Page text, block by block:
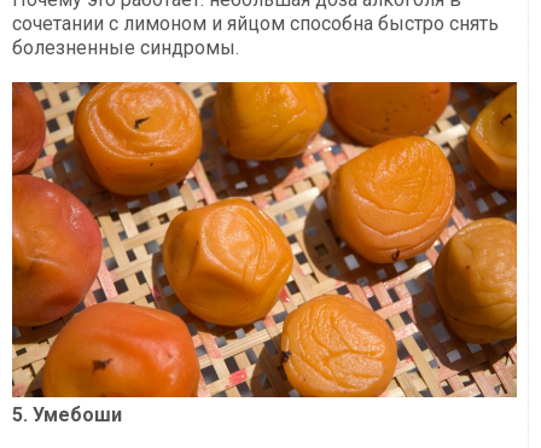
сочетании с лимоном и яйцом способна быстро снять
болезненные синдромы.
5. Умебоши